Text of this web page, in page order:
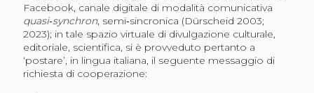
Facebook, canale digitale di modalità comunicativa
quasi‑synchron, semi‑sincronica (Dürscheid 2003;
2023); in tale spazio virtuale di divulgazione culturale,
editoriale, scientifica, si è provveduto pertanto a
‘postare’, in lingua italiana, il seguente messaggio di
richiesta di cooperazione: